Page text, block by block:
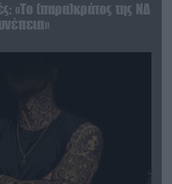
«Το (παρα)κράτος της ΝΔ